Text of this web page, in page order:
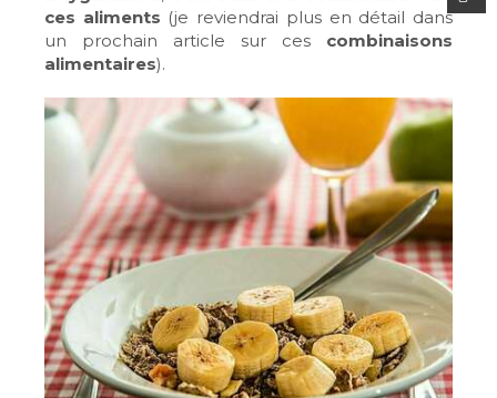
ces aliments (je reviendrai plus en détail dans
un prochain article sur ces combinaisons
alimentaires).